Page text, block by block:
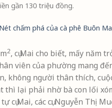
gần 130 triệu đồng.
chấm phá của cà phê Buôn
2, cụ Mai cho biết, mấy năm
viên của phường mang
không người thân thích,
lại phải nhờ bà con lối
Mai, các cụ: Nguyễn Thị